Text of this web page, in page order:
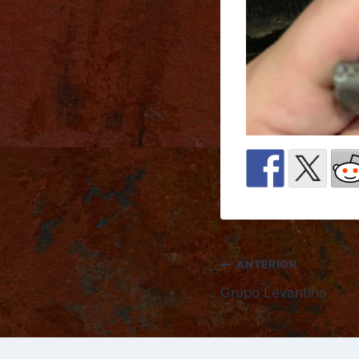
ANTERIOR
Grupo Levantino